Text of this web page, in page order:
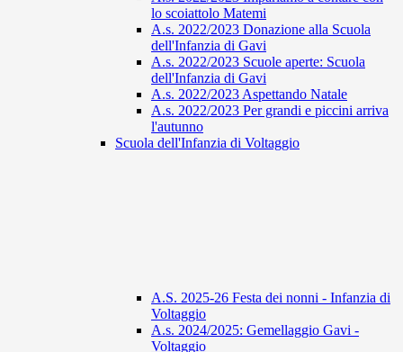
lo scoiattolo Matemi
A.s. 2022/2023 Donazione alla Scuola
dell'Infanzia di Gavi
A.s. 2022/2023 Scuole aperte: Scuola
dell'Infanzia di Gavi
A.s. 2022/2023 Aspettando Natale
A.s. 2022/2023 Per grandi e piccini arriva
l'autunno
Scuola dell'Infanzia di Voltaggio
A.S. 2025-26 Festa dei nonni - Infanzia di
Voltaggio
A.s. 2024/2025: Gemellaggio Gavi -
Voltaggio